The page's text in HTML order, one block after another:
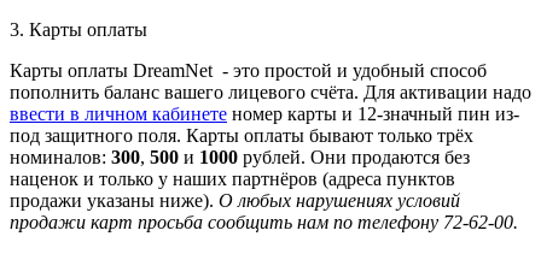
3. Карты оплаты
Карты оплаты DreamNet - это простой и удобный способ
пополнить баланс вашего лицевого счёта. Для активации надо
ввести в личном кабинете номер карты и 12-значный пин из-
под защитного поля. Карты оплаты бывают только трёх
номиналов: 300, 500 и 1000 рублей. Они продаются без
наценок и только у наших партнёров (адреса пунктов
продажи указаны ниже). О любых нарушениях условий
продажи карт просьба сообщить нам по телефону 72-62-00.